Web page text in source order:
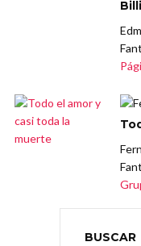
BUSCAR